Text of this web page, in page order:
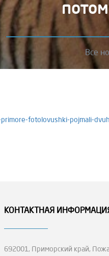
Все
fotolovushki-pojmali-
КОНТАКТНАЯ
692001, Приморский край,